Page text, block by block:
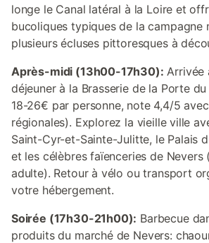
longe le Canal latéral à la Loire et
bucoliques typiques de la campagne
plusieurs écluses pittoresques à
Après-midi (13h00-17h30): Arrivée
déjeuner à la Brasserie de la Porte
18-26€ par personne, note 4,4/5
régionales). Explorez la vieille ville
Saint-Cyr-et-Sainte-Julitte, le Palais
et les célèbres faïenceries de Nevers
adulte). Retour à vélo ou transport
votre hébergement.
Soirée (17h30-21h00): Barbecue
produits du marché de Nevers: